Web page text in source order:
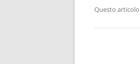
Questo